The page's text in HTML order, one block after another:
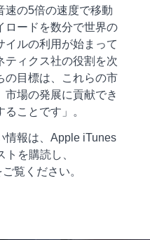
速の5倍の速度で移動
ロードを数分で世界の
イルの利用が始まって
ティクス社の役割を次
の目標は、これらの市
場の発展に貢献でき
ことです」。
情報は、Apple iTunes
を購読し、
覧ください。